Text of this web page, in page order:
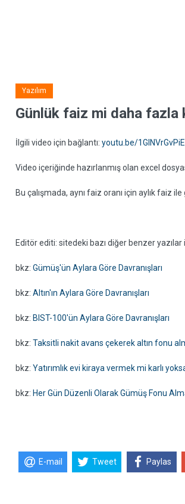
Yazılım
Günlük faiz mi daha fazla
İlgili video için bağlantı: youtu.be/1GINVrGvPiE
Video içeriğinde hazırlanmış olan excel
Bu çalışmada, aynı faiz oranı için aylık faiz
Editör editi: sitedeki bazı diğer benzer yazılar
bkz: Gümüş'ün Aylara Göre Davranışları
bkz: Altın'ın Aylara Göre Davranışları
bkz: BIST-100'ün Aylara Göre Davranışları
bkz: Taksitli nakit avans çekerek altın fonu
bkz: Yatırımlık evi kiraya vermek mi karlı
bkz: Her Gün Düzenli Olarak Gümüş Fonu
E-mail Tweet Paylas